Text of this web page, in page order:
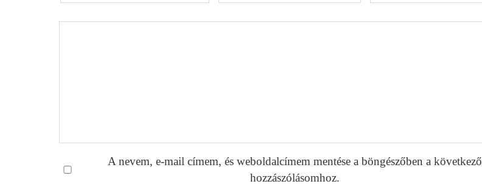
A nevem, e-mail címem, és weboldalcímem mentése a böngészőben a következő
hozzászólásomhoz.